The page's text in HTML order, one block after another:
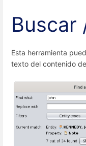
Buscar
Esta herramienta
texto del contenido